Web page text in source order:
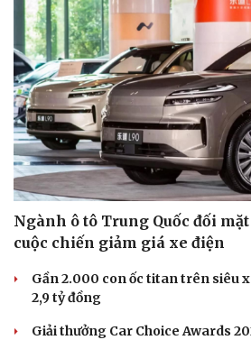
Ngành ô tô Trung Quốc đối
cuộc chiến giảm giá xe điện
Gần 2.000 con ốc titan trên siêu
2,9 tỷ đồng
Giải thưởng Car Choice Awards